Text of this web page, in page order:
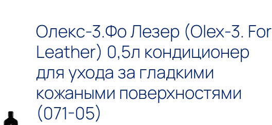
Олекс-3.Фо Лезер (Olex-3. For
Leather) 0,5л кондиционер
для ухода за гладкими
кожаными поверхностями
(071-05)